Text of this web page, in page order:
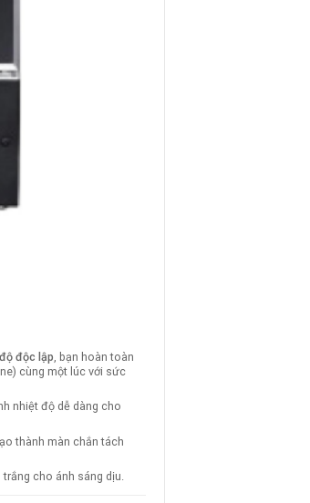
độc lập, bạn hoàn toàn
cùng một lúc với sức
nhiệt độ dễ dàng cho
thành màn chắn tách
cho ánh sáng dịu.